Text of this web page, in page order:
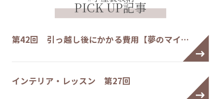
PICK UP記事
第42回 引っ越し後にかかる費用【夢のマイ…
インテリア・レッスン 第27回